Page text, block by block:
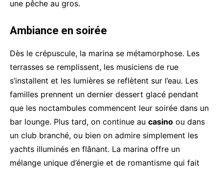
une pêche au gros.
Ambiance en soirée
Dès le crépuscule, la marina se métamorphose. Les
terrasses se remplissent, les musiciens de rue
s’installent et les lumières se reflètent sur l’eau. Les
familles prennent un dernier dessert glacé pendant
que les noctambules commencent leur soirée dans un
bar lounge. Plus tard, on continue au casino ou dans
un club branché, ou bien on admire simplement les
yachts illuminés en flânant. La marina offre un
mélange unique d’énergie et de romantisme qui fait